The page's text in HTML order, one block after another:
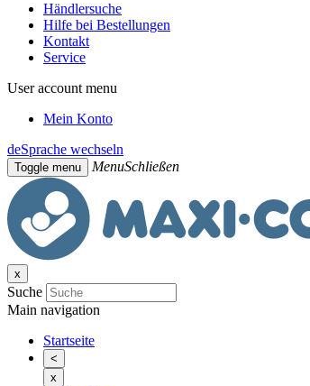
Händlersuche
Hilfe bei Bestellungen
Kontakt
Service
User account menu
Mein Konto
deSprache wechseln
Toggle menu MenuSchließen
x
Suche
Main navigation
Startseite
<
x